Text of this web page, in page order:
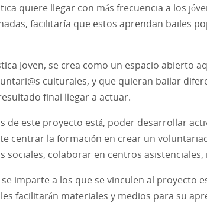
quiere llegar con más frecuencia a los
facilitaría que estos aprendan bailes
Joven, se crea como un espacio abierto
culturales, y que quieran bailar
final llegar a actuar.
de este proyecto está, poder desarrollar
centrar la formación en crear un
sociales, colaborar en centros
imparte a los que se vinculen al proyecto
facilitarán materiales y medios para su